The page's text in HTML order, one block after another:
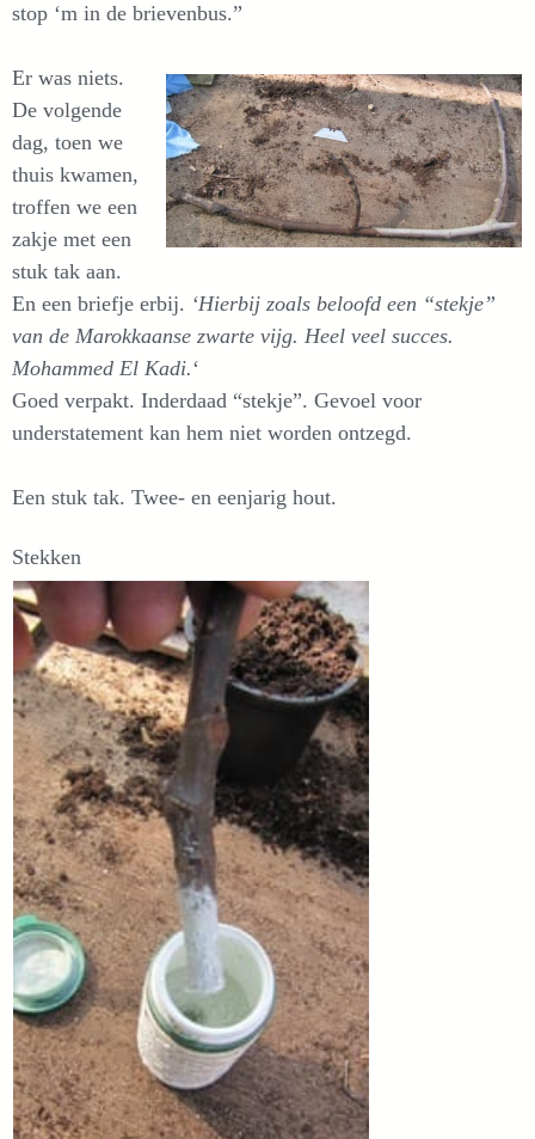
stop ‘m in de brievenbus.”
Er was niets.
De volgende
dag, toen we
thuis kwamen,
troffen we een
zakje met een
stuk tak aan.
En een briefje erbij. ‘Hierbij zoals beloofd een “stekje”
van de Marokkaanse zwarte vijg. Heel veel succes.
Mohammed El Kadi.‘
Goed verpakt. Inderdaad “stekje”. Gevoel voor
understatement kan hem niet worden ontzegd.
Een stuk tak. Twee- en eenjarig hout.
Stekken